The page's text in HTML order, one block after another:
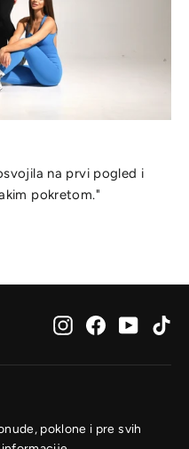
na prvi pogled i
pokretom."
InstagramFacebook
poklone i pre svih